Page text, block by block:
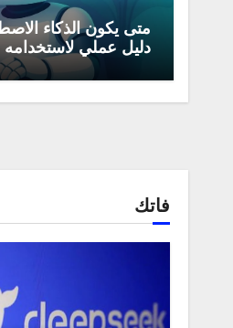
متى يكون الذكاء
دليل عملي
فاتك